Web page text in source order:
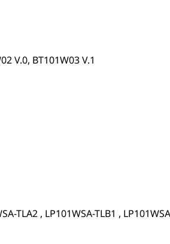
V.0, BT101W03 V.1
TLA2 , LP101WSA-TLB1 ,